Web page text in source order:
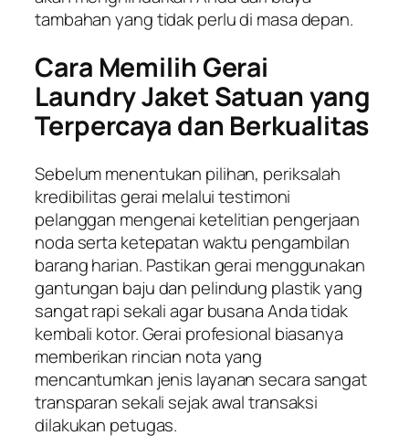
tambahan yang tidak perlu di masa depan.
Cara Memilih Gerai
Laundry Jaket Satuan yang
Terpercaya dan Berkualitas
Sebelum menentukan pilihan, periksalah
kredibilitas gerai melalui testimoni
pelanggan mengenai ketelitian pengerjaan
noda serta ketepatan waktu pengambilan
barang harian. Pastikan gerai menggunakan
gantungan baju dan pelindung plastik yang
sangat rapi sekali agar busana Anda tidak
kembali kotor. Gerai profesional biasanya
memberikan rincian nota yang
mencantumkan jenis layanan secara sangat
transparan sekali sejak awal transaksi
dilakukan petugas.